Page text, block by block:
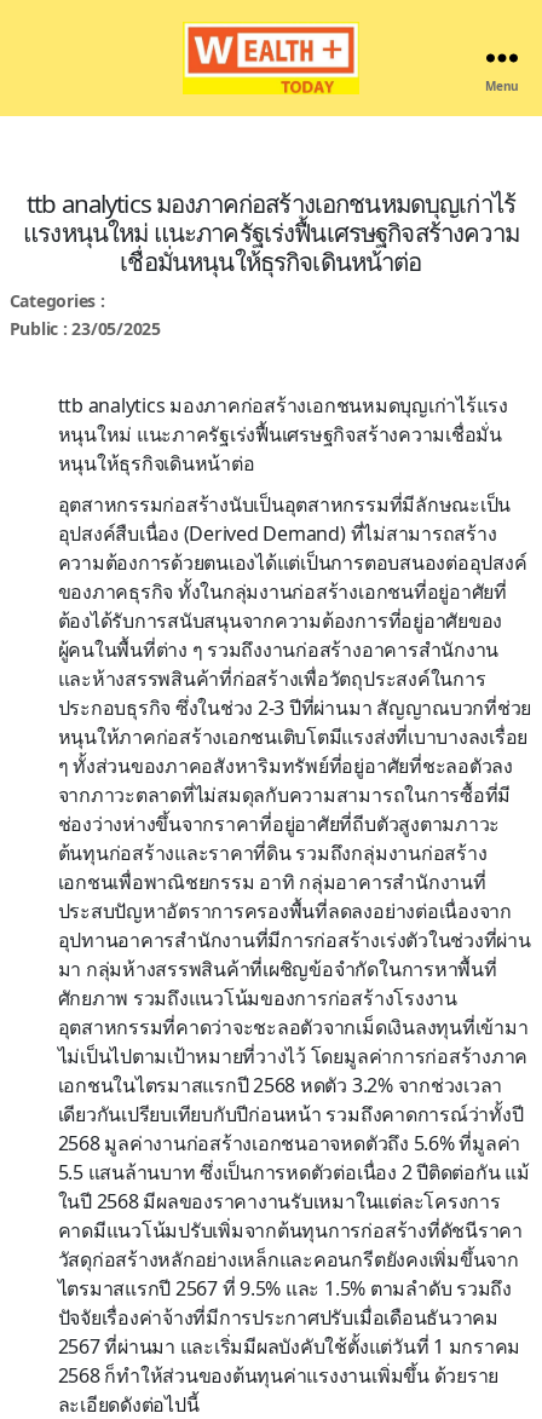
Menu
ttb analytics มองภาคก่อสร้างเอกชนหมดบุญเก่าไร้
แรงหนุนใหม่ แนะภาครัฐเร่งฟื้นเศรษฐกิจสร้างความ
เชื่อมั่นหนุนให้ธุรกิจเดินหน้าต่อ
Categories :
Public : 23/05/2025
ttb analytics มองภาคก่อสร้างเอกชนหมดบุญเก่าไร้แรง
หนุนใหม่ แนะภาครัฐเร่งฟื้นเศรษฐกิจสร้างความเชื่อมั่น
หนุนให้ธุรกิจเดินหน้าต่อ
อุตสาหกรรมก่อสร้างนับเป็นอุตสาหกรรมที่มีลักษณะเป็น
อุปสงค์สืบเนื่อง (Derived Demand) ที่ไม่สามารถสร้าง
ความต้องการด้วยตนเองได้แต่เป็นการตอบสนองต่ออุปสงค์
ของภาคธุรกิจ ทั้งในกลุ่มงานก่อสร้างเอกชนที่อยู่อาศัยที่
ต้องได้รับการสนับสนุนจากความต้องการที่อยู่อาศัยของ
ผู้คนในพื้นที่ต่าง ๆ รวมถึงงานก่อสร้างอาคารสำนักงาน
และห้างสรรพสินค้าที่ก่อสร้างเพื่อวัตถุประสงค์ในการ
ประกอบธุรกิจ ซึ่งในช่วง 2-3 ปีที่ผ่านมา สัญญาณบวกที่ช่วย
หนุนให้ภาคก่อสร้างเอกชนเติบโตมีแรงส่งที่เบาบางลงเรื่อย
ๆ ทั้งส่วนของภาคอสังหาริมทรัพย์ที่อยู่อาศัยที่ชะลอตัวลง
จากภาวะตลาดที่ไม่สมดุลกับความสามารถในการซื้อที่มี
ช่องว่างห่างขึ้นจากราคาที่อยู่อาศัยที่ถีบตัวสูงตามภาวะ
ต้นทุนก่อสร้างและราคาที่ดิน รวมถึงกลุ่มงานก่อสร้าง
เอกชนเพื่อพาณิชยกรรม อาทิ กลุ่มอาคารสำนักงานที่
ประสบปัญหาอัตราการครองพื้นที่ลดลงอย่างต่อเนื่องจาก
อุปทานอาคารสำนักงานที่มีการก่อสร้างเร่งตัวในช่วงที่ผ่าน
มา กลุ่มห้างสรรพสินค้าที่เผชิญข้อจำกัดในการหาพื้นที่
ศักยภาพ รวมถึงแนวโน้มของการก่อสร้างโรงงาน
อุตสาหกรรมที่คาดว่าจะชะลอตัวจากเม็ดเงินลงทุนที่เข้ามา
ไม่เป็นไปตามเป้าหมายที่วางไว้ โดยมูลค่าการก่อสร้างภาค
เอกชนในไตรมาสแรกปี 2568 หดตัว 3.2% จากช่วงเวลา
เดียวกันเปรียบเทียบกับปีก่อนหน้า รวมถึงคาดการณ์ว่าทั้งปี
2568 มูลค่างานก่อสร้างเอกชนอาจหดตัวถึง 5.6% ที่มูลค่า
5.5 แสนล้านบาท ซึ่งเป็นการหดตัวต่อเนื่อง 2 ปีติดต่อกัน แม้
ในปี 2568 มีผลของราคางานรับเหมาในแต่ละโครงการ
คาดมีแนวโน้มปรับเพิ่มจากต้นทุนการก่อสร้างที่ดัชนีราคา
วัสดุก่อสร้างหลักอย่างเหล็กและคอนกรีตยังคงเพิ่มขึ้นจาก
ไตรมาสแรกปี 2567 ที่ 9.5% และ 1.5% ตามลำดับ รวมถึง
ปัจจัยเรื่องค่าจ้างที่มีการประกาศปรับเมื่อเดือนธันวาคม
2567 ที่ผ่านมา และเริ่มมีผลบังคับใช้ตั้งแต่วันที่ 1 มกราคม
2568 ก็ทำให้ส่วนของต้นทุนค่าแรงงานเพิ่มขึ้น ด้วยราย
ละเอียดดังต่อไปนี้